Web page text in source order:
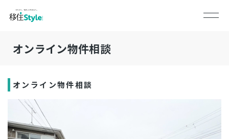
オンライン物件相談
オンライン物件相談